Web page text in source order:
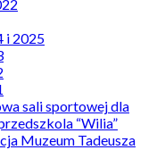
i 2025
sali sportowej dla
“Wilia”
Muzeum Tadeusza